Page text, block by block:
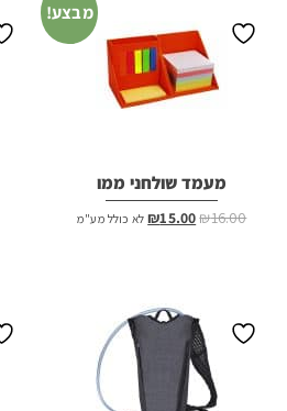
מבצע!
מעמד שולחני ממו
₪16.00
המחיר₪15.00 המחיר
לא כולל מע"מ